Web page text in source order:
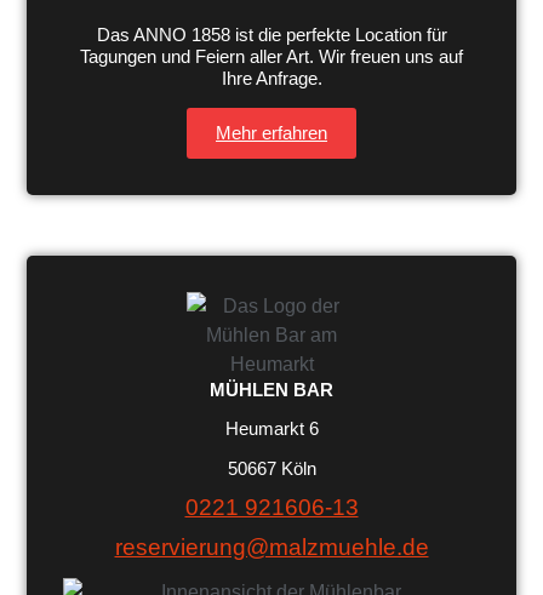
Das ANNO 1858 ist die perfekte Location für
Tagungen und Feiern aller Art. Wir freuen uns auf
Ihre Anfrage.
Mehr erfahren
MÜHLEN BAR
Heumarkt 6
50667 Köln
0221 921606-13
reservierung@malzmuehle.de